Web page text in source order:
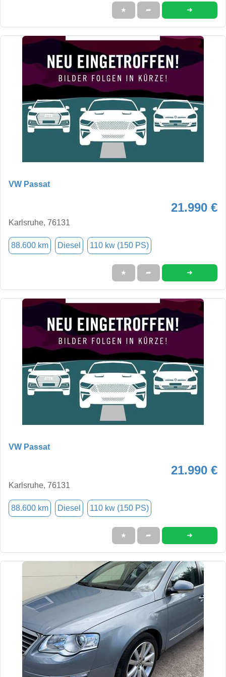
★ ➦ ➜
VW Passat
21.990 €
Karlsruhe, 76131
88.600 km Diesel 110 kw (150 PS)
★ ➦ ➜
VW Passat
21.990 €
Karlsruhe, 76131
88.600 km Diesel 110 kw (150 PS)
★ ➦ ➜